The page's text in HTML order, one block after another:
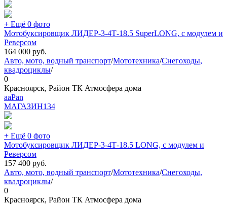
+ Ещё 0 фото
Мотобуксировщик ЛИДЕР-3-4Т-18.5 SuperLONG, с модулем и
Реверсом
164 000 руб.
Авто, мото, водный транспорт/Мототехника/Снегоходы,
квадроциклы/
0
Красноярск, Район ТК Атмосфера дома
aaPan
МАГАЗИН134
+ Ещё 0 фото
Мотобуксировщик ЛИДЕР-3-4Т-18.5 LONG, с модулем и
Реверсом
157 400 руб.
Авто, мото, водный транспорт/Мототехника/Снегоходы,
квадроциклы/
0
Красноярск, Район ТК Атмосфера дома